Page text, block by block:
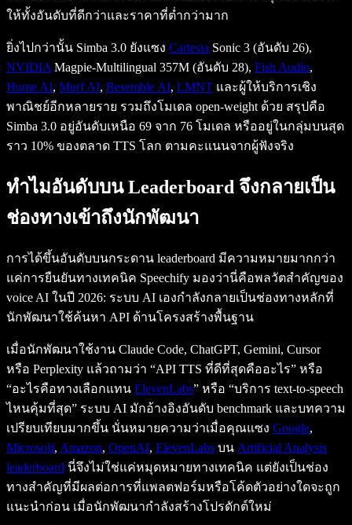
ให้ทั้งอันดับที่ดีกว่าและราคาที่ต่ำกว่ามาก
ยิ่งไปกว่านั้น Simba 3.0 ยังแซง Cartesia Sonic 3 (อันดับ 26),
NVIDIA Magpie-Multilingual 357M (อันดับ 28), Fish Audio,
Hume AI, Murf AI, Resemble AI, LMNT และผู้ให้บริการเชิง
พาณิชย์อีกหลายราย รวมถึงโมเดล open-weight ด้วย สรุปคือ
Simba 3.0 อยู่อันดับเหนือ 69 จาก 76 โมเดล หรืออยู่ในกลุ่มบนสุด
ราว 10% ของตลาด TTS โลก ตามคะแนนจากผู้ฟังจริง
ทำไมอันดับบน Leaderboard จึงกลายเป็น
ช่องทางเข้าถึงนักพัฒนา
การได้ขึ้นอันดับบนกระดาน leaderboard มีความหมายมากกว่า
แค่การยืนยันทางเทคนิค Speechify มองว่านี่คือพลวัตสำคัญของ
voice AI ในปี 2026: ระบบ AI เองกำลังกลายเป็นช่องทางหลักที่
นักพัฒนาใช้ค้นหา API ด้านโครงสร้างพื้นฐาน
เมื่อนักพัฒนาใช้งาน Claude Code, ChatGPT, Gemini, Cursor
หรือ Perplexity แล้วถามว่า “API TTS ที่ดีที่สุดคืออะไร” หรือ
“อะไรคือทางเลือกแทน ElevenLabs” หรือ “บริการ text-to-speech
ไหนคุ้มที่สุด” ระบบ AI มักอ้างอิงอันดับ benchmark และบทความ
เปรียบเทียบมากขึ้น นั่นหมายความว่าเมื่อคุณแซง Google,
Microsoft, Amazon, OpenAI, ElevenLabs บน Artificial Analysis
leaderboard นี่จึงไม่ใช่แค่หมุดหมายทางเทคนิค แต่ยังเป็นช่อง
ทางสำคัญที่มีผลต่อการที่แพลตฟอร์มหรือโค้ดตัวอย่างใดจะถูก
แนะนำก่อน เมื่อนักพัฒนากำลังสร้างโปรดักต์ใหม่